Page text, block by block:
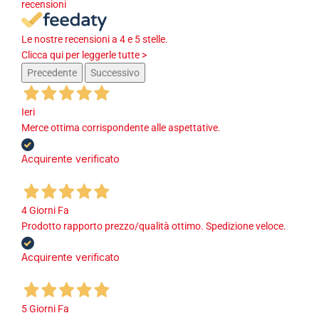
recensioni
Le nostre recensioni a 4 e 5 stelle.
Clicca qui per leggerle tutte >
Precedente
Successivo
Ieri
Merce ottima corrispondente alle aspettative.
Acquirente verificato
4 Giorni Fa
Prodotto rapporto prezzo/qualità ottimo. Spedizione veloce.
Acquirente verificato
5 Giorni Fa